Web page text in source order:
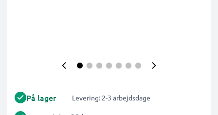
På lager Levering: 2-3 arbejdsdage